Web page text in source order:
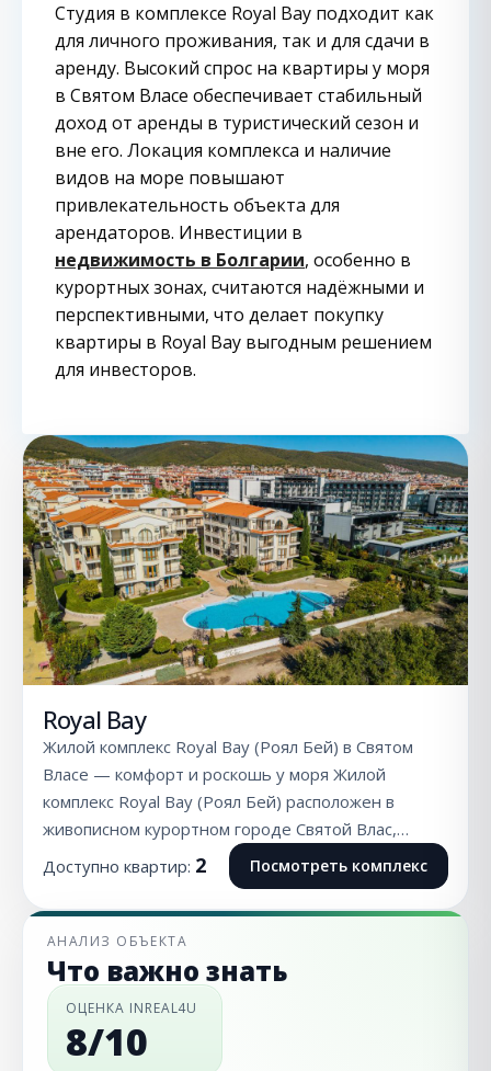
Студия в комплексе Royal Bay подходит как
для личного проживания, так и для сдачи в
аренду. Высокий спрос на квартиры у моря
в Святом Власе обеспечивает стабильный
доход от аренды в туристический сезон и
вне его. Локация комплекса и наличие
видов на море повышают
привлекательность объекта для
арендаторов. Инвестиции в
недвижимость в Болгарии, особенно в
курортных зонах, считаются надёжными и
перспективными, что делает покупку
квартиры в Royal Bay выгодным решением
для инвесторов.
Royal Bay
Жилой комплекс Royal Bay (Роял Бей) в Святом
Власе — комфорт и роскошь у моря Жилой
комплекс Royal Bay (Роял Бей) расположен в
живописном курортном городе Святой Влас,…
Доступно квартир: 2 Посмотреть комплекс
АНАЛИЗ ОБЪЕКТА
Что важно знать
ОЦЕНКА INREAL4U
8/10